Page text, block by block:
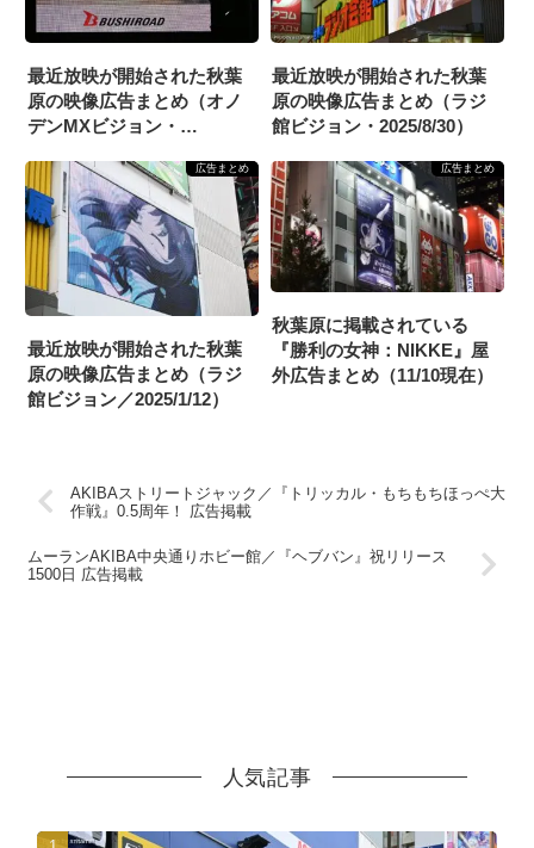
最近放映が開始された秋葉
原の映像広告まとめ（オノ
デンMXビジョン・
最近放映が開始された秋葉
原の映像広告まとめ（ラジ
館ビジョン・2025/8/30）
広告まとめ
最近放映が開始された秋葉
原の映像広告まとめ（ラジ
館ビジョン／2025/1/12）
広告まとめ
秋葉原に掲載されている
『勝利の女神：NIKKE』屋
外広告まとめ（11/10現在）
AKIBAストリートジャック／『トリッカル・もちもちほっぺ大
作戦』0.5周年！ 広告掲載
ムーランAKIBA中央通りホビー館／『ヘブバン』祝リリース
1500日 広告掲載
人気記事